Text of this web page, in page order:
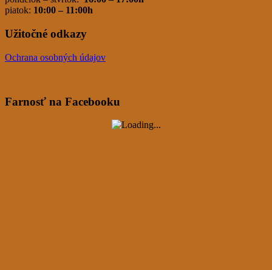
piatok: 10:00 – 11:00h
Užitočné odkazy
Ochrana osobných údajov
Farnosť na Facebooku